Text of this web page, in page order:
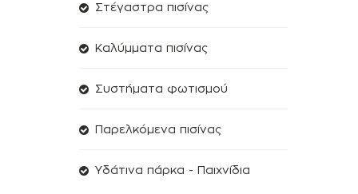
Στέγαστρα πισίνας
Kαλύμματα πισίνας
Συστήματα φωτισμού
Παρελκόμενα πισίνας
Υδάτινα πάρκα - Παιχνίδια